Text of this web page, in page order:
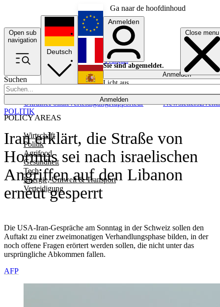
Ga naar de hoofdinhoud
Open sub
navigation
Close menu
Suchen
Anmelden
POLICY AREAS
Wirtschaft
Politik
Agrifood
Gesundheit
Tech
Energie, Umwelt & Transport
Verteidigung
UkrainePolitikVerteidigungRapporteur NewslettersEvents
Deutsch
English
Français
Anmelden
Sie sind abgemeldet.
Anmelden
Licht aus
Iran erklärt, die Straße von
Hormus sei nach israelischen
Angriffen auf den Libanon
erneut gesperrt
Die USA-Iran-Gespräche am Sonntag in der Schweiz sollen den
Auftakt zu einer zweimonatigen Verhandlungsphase bilden, in der
noch offene Fragen erörtert werden sollen, die nicht unter das
ursprüngliche Abkommen fallen.
POLITIK
AFP